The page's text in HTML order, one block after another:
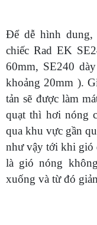
Để dễ hình dung,
chiếc Rad EK
60mm, SE240
khoảng 20mm ).
tản sẽ được làm
quạt thì hơi nóng
qua khu vực gần
như vậy tới khi gió
là gió nóng
xuống và từ đó